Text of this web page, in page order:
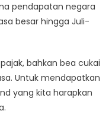
pendapatan negara
besar hingga Juli-
bahkan bea cukai
Untuk mendapatkan
yang kita harapkan